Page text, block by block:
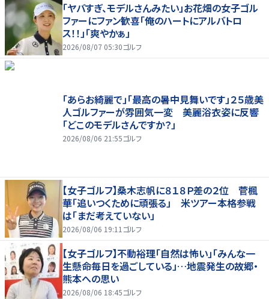
「ヤバすぎ、モデルさんみたい」お花畑の女子ゴル
ファーにファン歓喜「俺のハートにアルバトロ
ス！！」「爽やかぁ」
2026/08/07 05:30ゴルフ
「あらお綺麗で」「最高の暑中見舞いです」２５歳美
人ゴルファーが雰囲気一変 美麗浴衣姿に反響
「どこのモデルさんですか？」
2026/08/06 21:55ゴルフ
【女子ゴルフ】桑木志帆に８１８Ｐ差の２位 菅楓
華「追いつくために頑張る」 米ツアー本格参戦
は「まだ考えていない」
2026/08/06 19:11 ゴルフ
【女子ゴルフ】不動裕理「自然は怖い」「みんな一
生懸命毎日を過ごしている」…地震発生の故郷・
熊本への思い
2026/08/06 18:45ゴルフ